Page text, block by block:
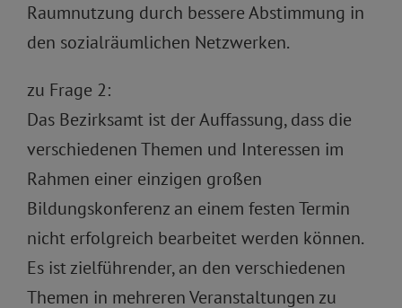
Raumnutzung durch bessere Abstimmung in
den sozialräumlichen Netzwerken.
zu Frage 2:
Das Bezirksamt ist der Auffassung, dass die
verschiedenen Themen und Interessen im
Rahmen einer einzigen großen
Bildungskonferenz an einem festen Termin
nicht erfolgreich bearbeitet werden können.
Es ist zielführender, an den verschiedenen
Themen in mehreren Veranstaltungen zu